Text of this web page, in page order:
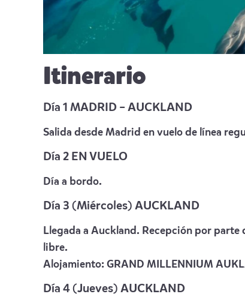
Itinerario
Día 1 MADRID – AUCKLAND
Salida desde Madrid en vuelo de línea
Día 2 EN VUELO
Día a bordo.
Día 3 (Miércoles) AUCKLAND
Llegada a Auckland. Recepción por
libre.
Alojamiento: GRAND MILLENNIUM
Día 4 (Jueves) AUCKLAND